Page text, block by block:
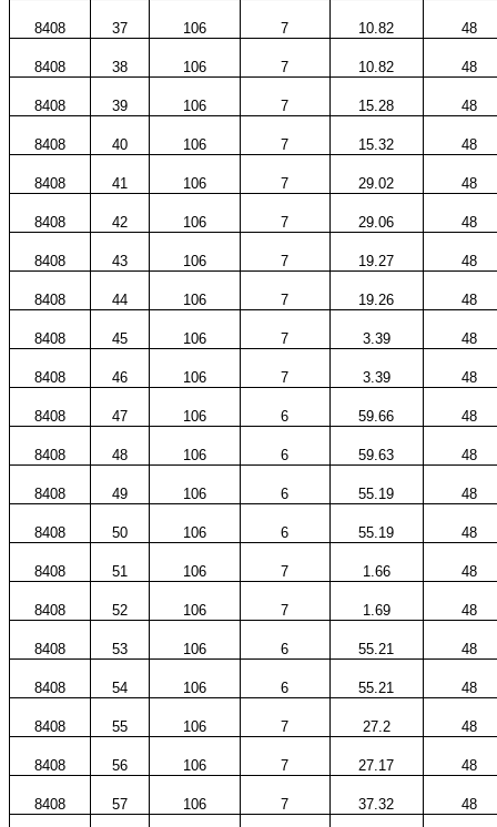
8408 37 106 7 10.82 48
8408 38 106 7 10.82 48
8408 39 106 7 15.28 48
8408 40 106 7 15.32 48
8408 41 106 7 29.02 48
8408 42 106 7 29.06 48
8408 43 106 7 19.27 48
8408 44 106 7 19.26 48
8408 45 106 7 3.39 48
8408 46 106 7 3.39 48
8408 47 106 6 59.66 48
8408 48 106 6 59.63 48
8408 49 106 6 55.19 48
8408 50 106 6 55.19 48
8408 51 106 7 1.66 48
8408 52 106 7 1.69 48
8408 53 106 6 55.21 48
8408 54 106 6 55.21 48
8408 55 106 7 27.2 48
8408 56 106 7 27.17 48
8408 57 106 7 37.32 48